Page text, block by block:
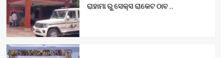
ରାହାମା ରୁ ସେକ୍ସ ରାକେଟ ଠାବ ..